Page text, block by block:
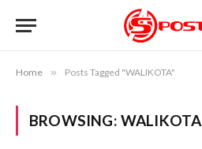
Home » Posts Tagged "WALIKOTA"
BROWSING: WALIKOTA